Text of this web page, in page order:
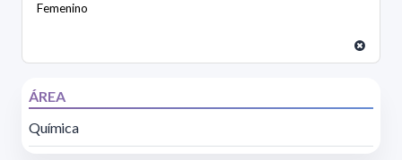
Femenino
ÁREA
Química